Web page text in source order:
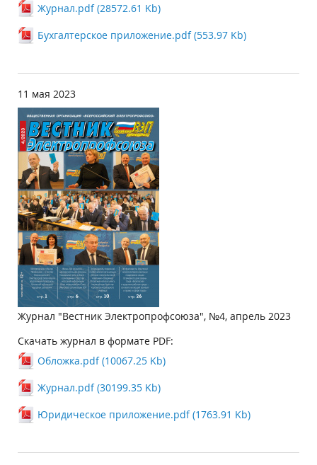
Журнал.pdf (28572.61 Kb)
Бухгалтерское приложение.pdf (553.97 Kb)
11 мая 2023
Журнал "Вестник Электропрофсоюза", №4, апрель 2023
Скачать журнал в формате PDF:
Обложка.pdf (10067.25 Kb)
Журнал.pdf (30199.35 Kb)
Юридическое приложение.pdf (1763.91 Kb)